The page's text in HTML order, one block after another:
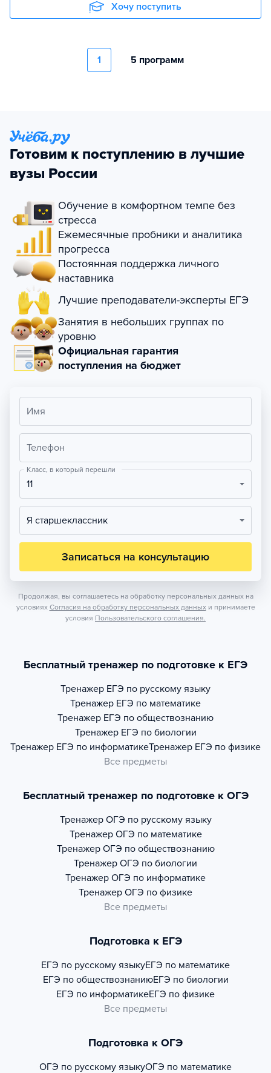
Хочу поступить
1 5 программ
Готовим к поступлению в лучшие
вузы России
Обучение в комфортном темпе без
стресса
Ежемесячные пробники и аналитика
прогресса
Постоянная поддержка личного
наставника
Лучшие преподаватели-эксперты ЕГЭ
Занятия в небольших группах по
уровню
Официальная гарантия
поступления на бюджет
Имя
Телефон
Класс, в который перешли
11
Я старшеклассник
Записаться на консультацию
Продолжая, вы соглашаетесь на обработку персональных данных на
условиях Согласия на обработку персональных данных и принимаете
условия Пользовательского соглашения.
Бесплатный тренажер по подготовке к ЕГЭ
Тренажер ЕГЭ по русскому языку
Тренажер ЕГЭ по математике
Тренажер ЕГЭ по обществознанию
Тренажер ЕГЭ по биологии
Тренажер ЕГЭ по информатикеТренажер ЕГЭ по физике
Все предметы
Бесплатный тренажер по подготовке к ОГЭ
Тренажер ОГЭ по русскому языку
Тренажер ОГЭ по математике
Тренажер ОГЭ по обществознанию
Тренажер ОГЭ по биологии
Тренажер ОГЭ по информатике
Тренажер ОГЭ по физике
Все предметы
Подготовка к ЕГЭ
ЕГЭ по русскому языкуЕГЭ по математике
ЕГЭ по обществознаниюЕГЭ по биологии
ЕГЭ по информатикеЕГЭ по физике
Все предметы
Подготовка к ОГЭ
ОГЭ по русскому языкуОГЭ по математике